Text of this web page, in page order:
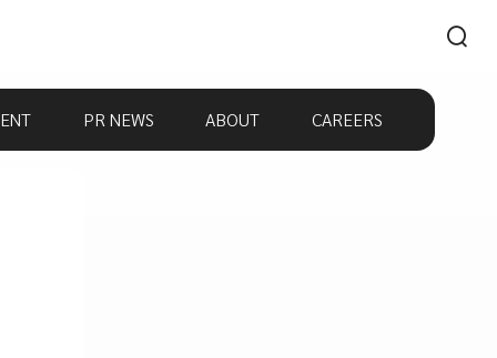
PR NEWS ABOUT CAREERS